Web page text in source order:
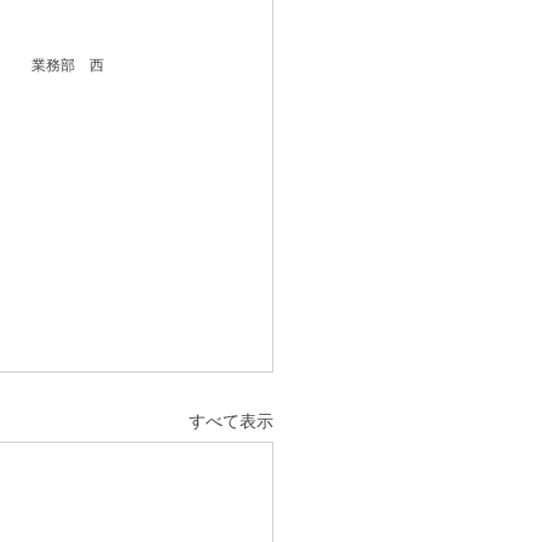
業務部　西
すべて表示